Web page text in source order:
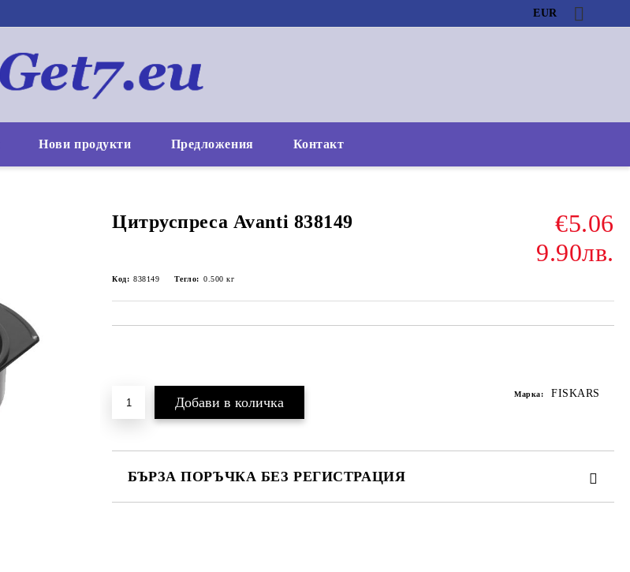
EUR
Нови продукти Предложения Контакт
Цитруспреса Avanti 838149
€5.06
9.90лв.
Код: 838149 Тегло: 0.500 кг
Марка: FISKARS
БЪРЗА ПОРЪЧКА БЕЗ РЕГИСТРАЦИЯ